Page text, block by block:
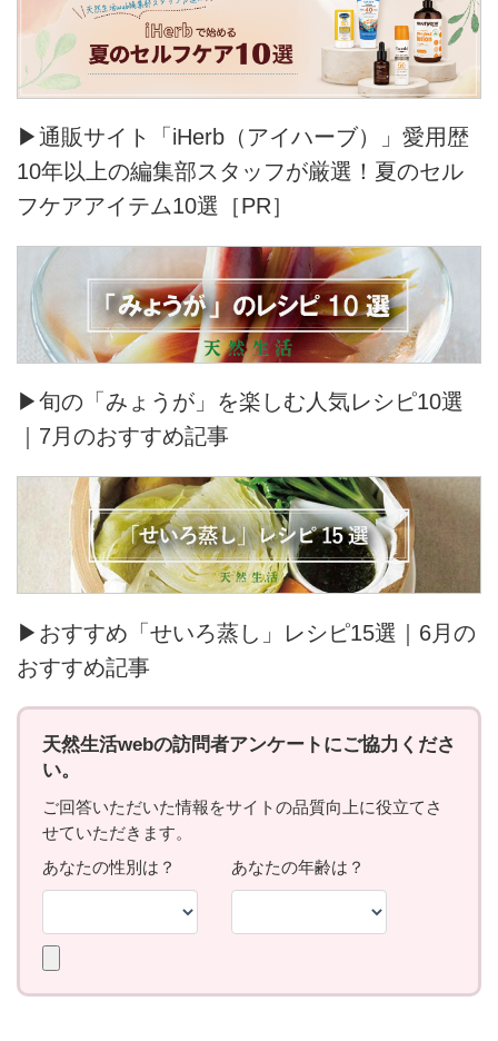
▶通販サイト「iHerb（アイハーブ）」愛用歴
10年以上の編集部スタッフが厳選！夏のセル
フケアアイテム10選［PR］
▶旬の「みょうが」を楽しむ人気レシピ10選
｜7月のおすすめ記事
▶おすすめ「せいろ蒸し」レシピ15選｜6月の
おすすめ記事